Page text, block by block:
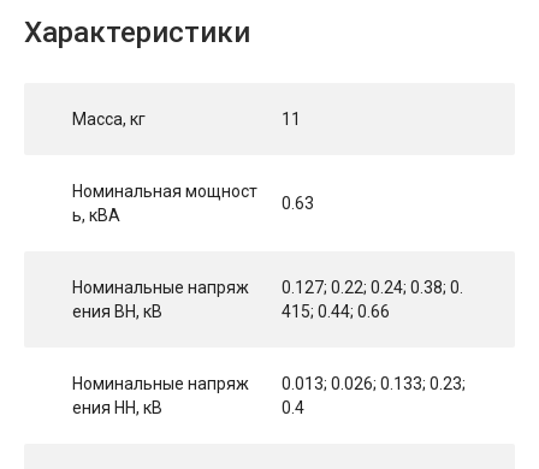
Характеристики
Масса, кг 11
Номинальная мощност
ь, кВА
0.63
Номинальные напряж
ения ВН, кВ
0.127; 0.22; 0.24; 0.38; 0.
415; 0.44; 0.66
Номинальные напряж
ения НН, кВ
0.013; 0.026; 0.133; 0.23;
0.4